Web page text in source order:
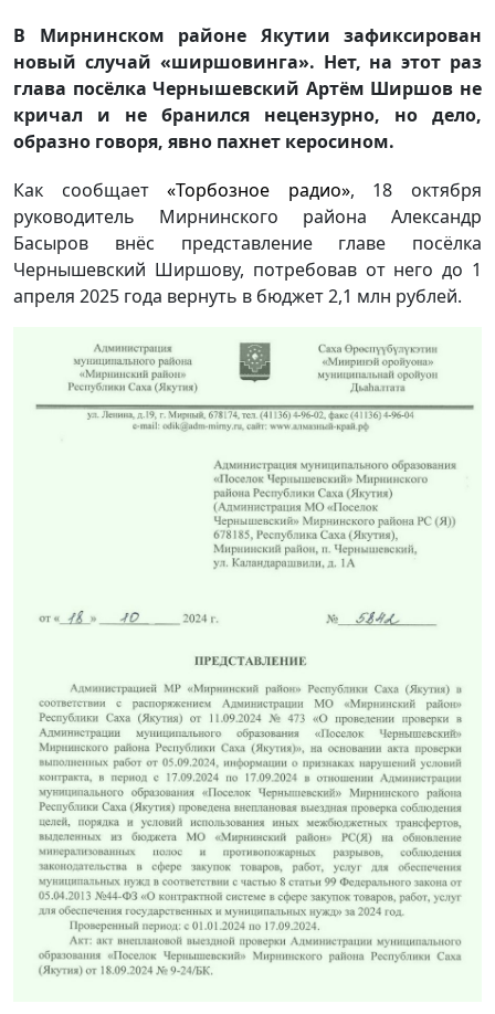
В Мирнинском районе Якутии зафиксирован
новый случай «ширшовинга». Нет, на этот раз
глава посёлка Чернышевский Артём Ширшов не
кричал и не бранился нецензурно, но дело,
образно говоря, явно пахнет керосином.
Как сообщает«Торбозное радио», 18 октября
руководитель Мирнинского района Александр
Басыров внёс представление главе посёлка
Чернышевский Ширшову, потребовав от него до 1
апреля 2025 года вернуть в бюджет 2,1 млн рублей.